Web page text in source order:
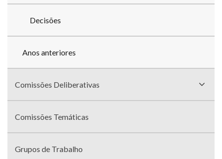
Decisões
Anos anteriores
Comissões Deliberativas
Comissões Temáticas
Grupos de Trabalho